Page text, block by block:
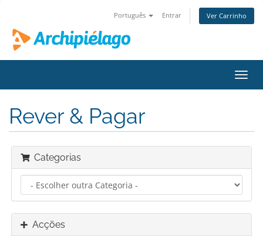
Português Entrar Ver Carrinho
Rever & Pagar
Categorias
Acções